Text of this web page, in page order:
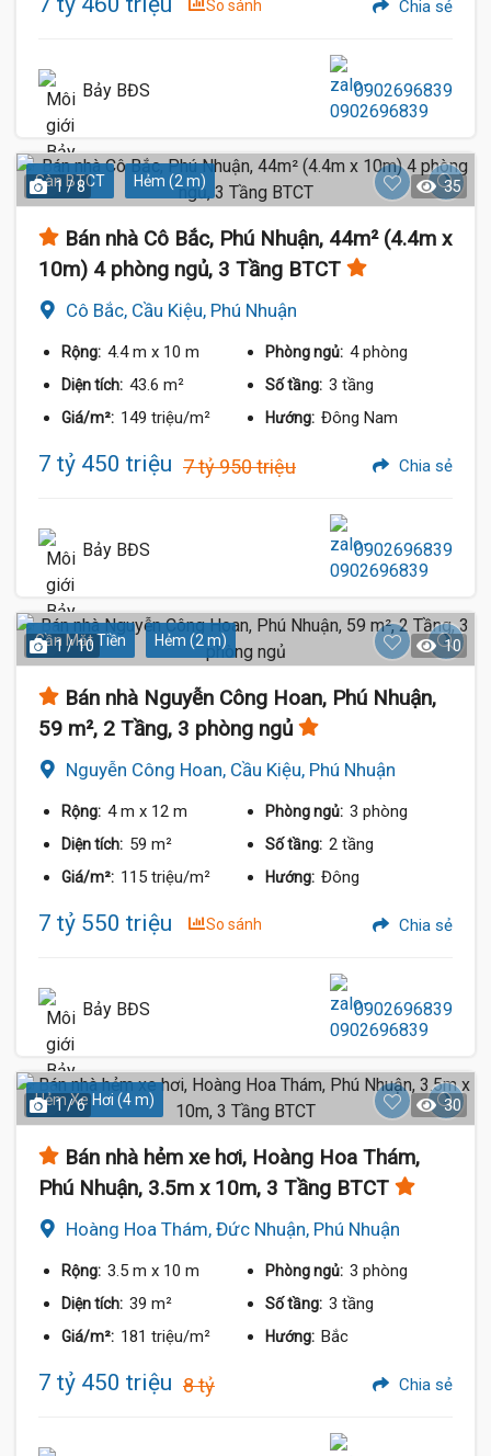
So sánh Chia sẻ
Bảy BĐS 0902696839
Sàn BTCT Hẻm (2 m)
1 / 8 35
Bán nhà Cô Bắc, Phú Nhuận, 44m² (4.4m x
10m) 4 phòng ngủ, 3 Tầng BTCT
Cô Bắc, Cầu Kiệu, Phú Nhuận
Rộng: 4.4 m x 10 m Phòng ngủ: 4 phòng
Diện tích: 43.6 m² Số tầng: 3 tầng
Giá/m²: 149 triệu/m² Hướng: Đông Nam
7 tỷ 450 triệu 7 tỷ 950 triệu Chia sẻ
Bảy BĐS 0902696839
Gần Mặt Tiền Hẻm (2 m)
1 / 10 10
Bán nhà Nguyễn Công Hoan, Phú Nhuận,
59 m², 2 Tầng, 3 phòng ngủ
Nguyễn Công Hoan, Cầu Kiệu, Phú Nhuận
Rộng: 4 m x 12 m Phòng ngủ: 3 phòng
Diện tích: 59 m² Số tầng: 2 tầng
Giá/m²: 115 triệu/m² Hướng: Đông
7 tỷ 550 triệu So sánh Chia sẻ
Bảy BĐS 0902696839
Hẻm Xe Hơi (4 m)
1 / 6 30
Bán nhà hẻm xe hơi, Hoàng Hoa Thám,
Phú Nhuận, 3.5m x 10m, 3 Tầng BTCT
Hoàng Hoa Thám, Đức Nhuận, Phú Nhuận
Rộng: 3.5 m x 10 m Phòng ngủ: 3 phòng
Diện tích: 39 m² Số tầng: 3 tầng
Giá/m²: 181 triệu/m² Hướng: Bắc
7 tỷ 450 triệu 8 tỷ Chia sẻ